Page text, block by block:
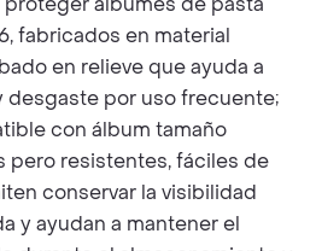
fabricados en material
en relieve que ayuda a
desgaste por uso frecuente;
con álbum tamaño
pero resistentes, fáciles de
conservar la visibilidad
y ayudan a mantener el